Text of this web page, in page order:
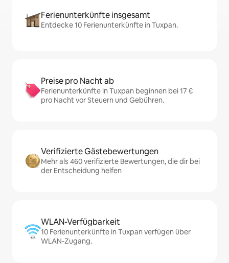
Ferienunterkünfte insgesamt
Entdecke 10 Ferienunterkünfte in Tuxpan.
Preise pro Nacht ab
Ferienunterkünfte in Tuxpan beginnen bei 17 €
pro Nacht vor Steuern und Gebühren.
Verifizierte Gästebewertungen
Mehr als 460 verifizierte Bewertungen, die dir bei
der Entscheidung helfen
WLAN-Verfügbarkeit
10 Ferienunterkünfte in Tuxpan verfügen über
WLAN-Zugang.